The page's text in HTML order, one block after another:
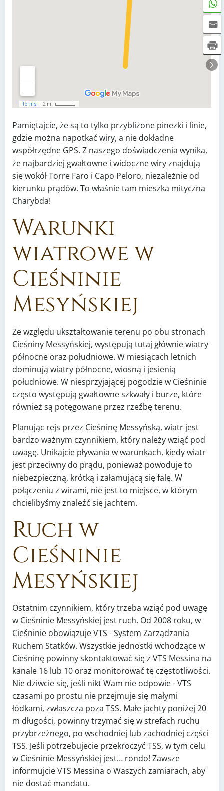
Pamiętajcie, że są to tylko przybliżone pinezki i linie,
gdzie można napotkać wiry, a nie dokładne
współrzędne GPS. Z naszego doświadczenia wynika,
że ​​najbardziej gwałtowne i widoczne wiry znajdują
się wokół Torre Faro i Capo Peloro, niezależnie od
kierunku prądów. To właśnie tam mieszka mityczna
Charybda!
Warunki
wiatrowe w
Cieśninie
Mesyńskiej
Ze względu ukształtowanie terenu po obu stronach
Cieśniny Messyńskiej, występują tutaj głównie wiatry
północne oraz południowe. W miesiącach letnich
dominują wiatry północne, wiosną i jesienią
południowe. W niesprzyjającej pogodzie w Cieśninie
często występują gwałtowne szkwały i burze, które
również są potęgowane przez rzeźbę terenu.
Planując rejs przez Cieśninę Messyńską, wiatr jest
bardzo ważnym czynnikiem, który należy wziąć pod
uwagę. Unikajcie pływania w warunkach, kiedy wiatr
jest przeciwny do prądu, ponieważ powoduje to
niebezpieczną, krótką i załamującą się falę. W
połączeniu z wirami, nie jest to miejsce, w którym
chcielibyśmy znaleźć się jachtem.
Ruch w
Cieśninie
Mesyńskiej
Ostatnim czynnikiem, który trzeba wziąć pod uwagę
w Cieśninie Messyńskiej jest ruch. Od 2008 roku, w
Cieśninie obowiązuje VTS - System Zarządzania
Ruchem Statków. Wszystkie jednostki wchodzące w
Cieśninę powinny skontaktować się z VTS Messina na
kanale 16 lub 10 oraz monitorować tę częstotliwości.
Nie dziwcie się, jeśli nikt Wam nie odpowie - VTS
czasami po prostu nie przejmuje się małymi
łódkami, zwłaszcza poza TSS. Małe jachty poniżej 20
m długości, powinny trzymać się w strefach ruchu
przybrzeżnego, po wschodniej lub zachodniej części
TSS. Jeśli potrzebujecie przekroczyć TSS, w tym celu
w Cieśninie Messyńskiej jest… rondo! Zawsze
informujcie VTS Messina o Waszych zamiarach, aby
nie dostać mandatu.